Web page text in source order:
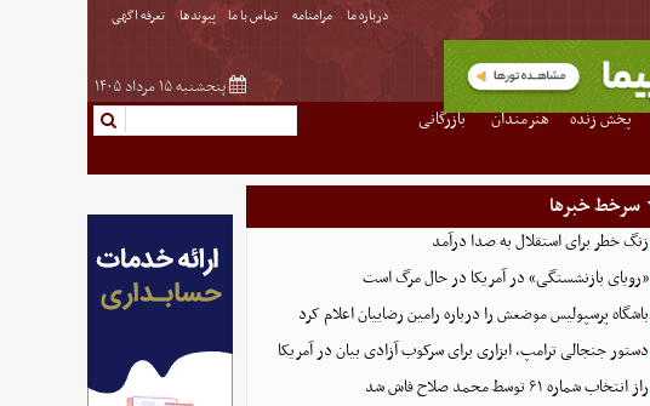
درباره ما مرامنامه تماس با ما پیوندها تعرفه اگهی
پنجشنبه ۱۵ مرداد ۱۴۰۵
پخش زنده هنرمندان
بازرگانی
سرخط خبرها
زنگ خطر برای استقلال به صدا درآمد
«رویای بازنشستگی» در آمریکا در حال مرگ است
باشگاه پرسپولیس موضعش را درباره رامین رضاییان اعلام کرد
دستور جنجالی ترامپ، ابزاری برای سرکوب آزادی بیان در آمریکا
راز انتخاب شماره ۶۱ توسط محمد صلاح فاش شد